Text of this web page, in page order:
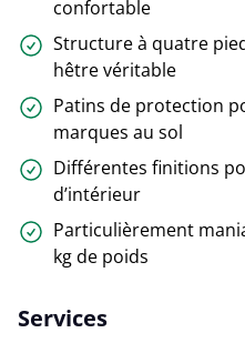
confortable
Structure à quatre
hêtre véritable
Patins de protection
marques au sol
Différentes finitions
d’intérieur
Particulièrement
kg de poids
Services